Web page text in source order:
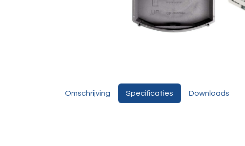
Omschrijving Specificaties Downloads